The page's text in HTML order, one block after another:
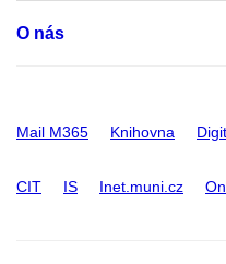
O nás
Mail M365 Knihovna
CIT IS Inet.muni.cz